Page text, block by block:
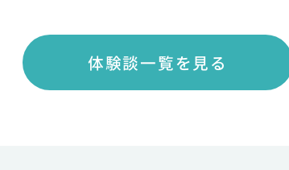
体験談一覧を見る